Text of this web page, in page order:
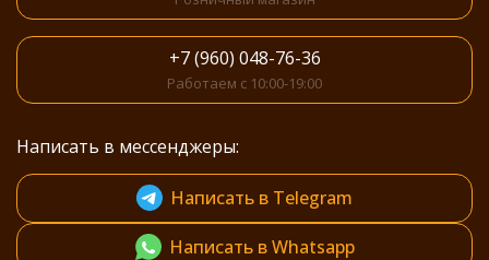
+7 (960) 048-76-36
Работаем с 10:00-19:00
Написать в мессенджеры:
Написать в Telegram
Написать в Whatsapp